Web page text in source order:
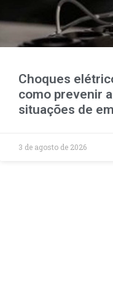
Choques
como prevenir
situações de
3 de agosto de 2026